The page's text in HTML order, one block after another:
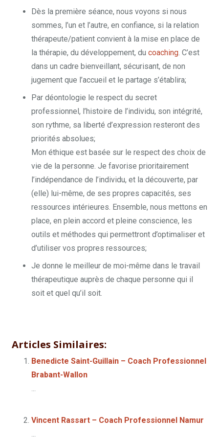
Dès la première séance, nous voyons si nous
sommes, l’un et l’autre, en confiance, si la relation
thérapeute/patient convient à la mise en place de
la thérapie, du développement, du coaching. C’est
dans un cadre bienveillant, sécurisant, de non
jugement que l’accueil et le partage s’établira;
Par déontologie le respect du secret
professionnel, l’histoire de l’individu, son intégrité,
son rythme, sa liberté d’expression resteront des
priorités absolues;
Mon éthique est basée sur le respect des choix de
vie de la personne. Je favorise prioritairement
l’indépendance de l’individu, et la découverte, par
(elle) lui-même, de ses propres capacités, ses
ressources intérieures. Ensemble, nous mettons en
place, en plein accord et pleine conscience, les
outils et méthodes qui permettront d’optimaliser et
d’utiliser vos propres ressources;
Je donne le meilleur de moi-même dans le travail
thérapeutique auprès de chaque personne qui il
soit et quel qu’il soit.
Articles Similaires:
Benedicte Saint-Guillain – Coach Professionnel
Brabant-Wallon
...
Vincent Rassart – Coach Professionnel Namur
...